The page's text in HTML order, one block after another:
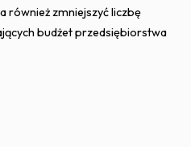
również zmniejszyć liczbę
budżet przedsiębiorstwa